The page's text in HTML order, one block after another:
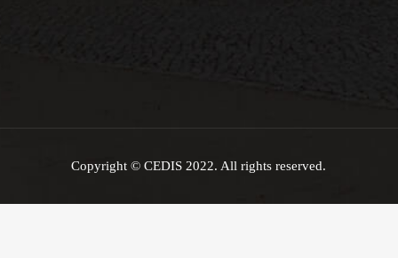
Copyright © CEDIS 2022. All rights reserved.